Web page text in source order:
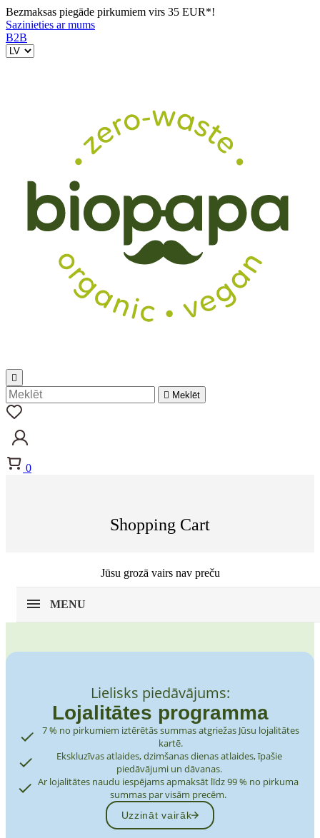
Bezmaksas piegāde pirkumiem virs 35 EUR*!
Sazinieties ar mums
B2B

 Meklēt
0
Shopping Cart
Jūsu grozā vairs nav preču
MENU
Lielisks piedāvājums:
Lojalitātes programma
7 % no pirkumiem iztērētās summas atgriežas Jūsu lojalitātes
kartē.
Ekskluzīvas atlaides, dzimšanas dienas atlaides, īpašie
piedāvājumi un dāvanas.
Ar lojalitātes naudu iespējams apmaksāt līdz 99 % no pirkuma
summas par visām precēm.
Uzzināt vairāk